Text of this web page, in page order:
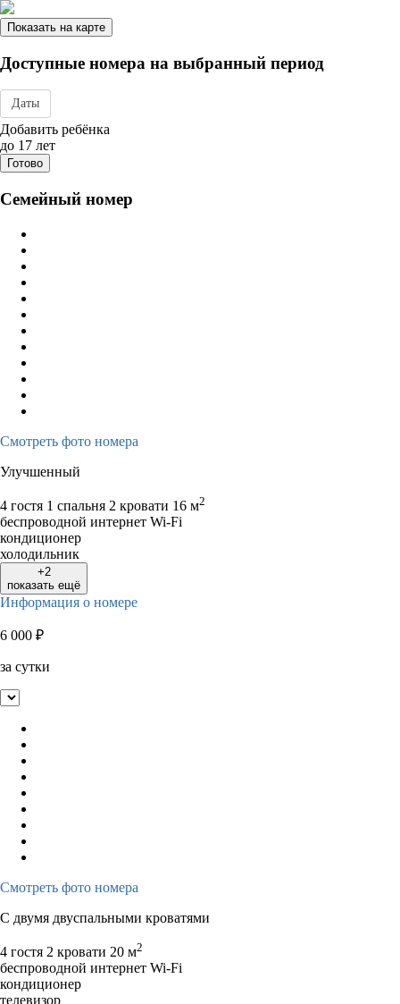
Показать на карте
Доступные номера на выбранный период
Даты
Дата заезда - отъезда
Добавить ребёнка
до 17 лет
Готово
Семейный номер
Смотреть фото номера
Улучшенный
4 гостя 1 спальня 2 кровати 16 м2
беспроводной интернет Wi-Fi
кондиционер
холодильник
+2
показать ещё
Информация о номере
6 000 ₽
за сутки
Смотреть фото номера
С двумя двуспальными кроватями
4 гостя 2 кровати 20 м2
беспроводной интернет Wi-Fi
кондиционер
телевизор